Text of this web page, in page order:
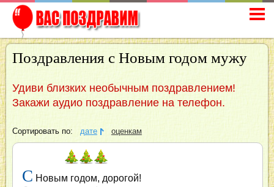
Поздравления с Новым годом мужу
Удиви близких необычным поздравлением!
Закажи аудио поздравление на телефон.
Сортировать по: дате оценкам
С Новым годом, дорогой!